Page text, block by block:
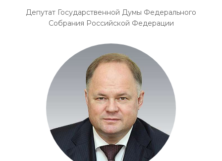
Депутат Государственной Думы Федерального
Собрания Российской Федерации